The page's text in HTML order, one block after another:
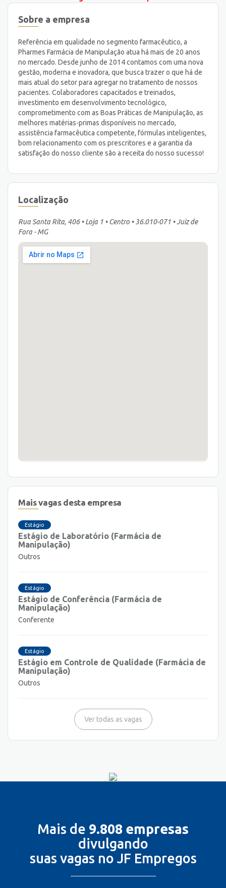
Sobre a empresa
Referência em qualidade no segmento farmacêutico, a
Pharmes Farmácia de Manipulação atua há mais de 20 anos
no mercado. Desde junho de 2014 contamos com uma nova
gestão, moderna e inovadora, que busca trazer o que há de
mais atual do setor para agregar no tratamento de nossos
pacientes. Colaboradores capacitados e treinados,
investimento em desenvolvimento tecnológico,
comprometimento com as Boas Práticas de Manipulação, as
melhores matérias-primas disponíveis no mercado,
assistência farmacêutica competente, fórmulas inteligentes,
bom relacionamento com os prescritores e a garantia da
satisfação do nosso cliente são a receita do nosso sucesso!
Localização
Rua Santa Rita, 406 • Loja 1 • Centro • 36.010-071 • Juiz de
Fora - MG
Mais vagas desta empresa
Estágio
Estágio de Laboratório (Farmácia de
Manipulação)
Outros
Estágio
Estágio de Conferência (Farmácia de
Manipulação)
Conferente
Estágio
Estágio em Controle de Qualidade (Farmácia de
Manipulação)
Outros
Ver todas as vagas
Mais de 9.808 empresas
divulgando
suas vagas no JF Empregos